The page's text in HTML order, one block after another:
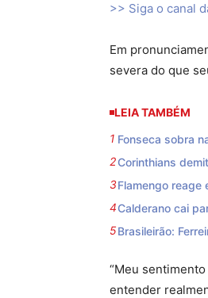
>> Siga o canal
Em
severa do que
LEIA TAMBÉM
Fonseca sobra
Corinthians
Flamengo reage
Calderano cai
Brasileirão:
“Meu
entender